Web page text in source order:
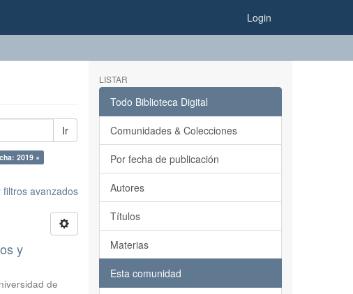
Login
Ir
2019 ×
filtros avanzados
y
de
LISTAR
Todo Biblioteca Digital
Comunidades & Colecciones
Por fecha de publicación
Autores
Títulos
Materias
Esta comunidad